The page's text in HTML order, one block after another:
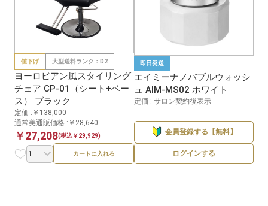
値下げ 大型送料ランク：D2
ヨーロピアン風スタイリング
チェア CP-01（シート+ベー
ス） ブラック
定価 :￥138,000
通常美通販価格 :￥28,640
￥27,208(税込￥29,929)
カートに入れる
即日発送
エイミーナノバブルウォッシ
ュ AIM-MS02 ホワイト
定価 : サロン契約後表示
会員登録する【無料】
ログインする